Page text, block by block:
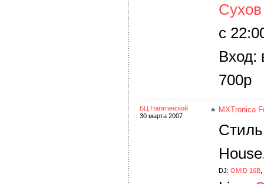
Сухов
с
Вход:
700р
БЦ Нагатинский
30 марта 2007
MXTronica
DJ: OMID 16B